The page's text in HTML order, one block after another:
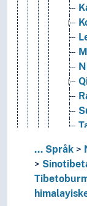
... Språk